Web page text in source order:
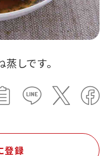
しです。
登録